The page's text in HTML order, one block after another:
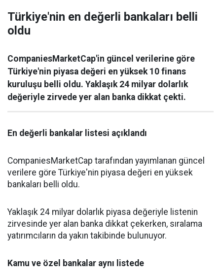
Türkiye'nin en değerli bankaları belli
oldu
CompaniesMarketCap'in güncel verilerine göre
Türkiye'nin piyasa değeri en yüksek 10 finans
kuruluşu belli oldu. Yaklaşık 24 milyar dolarlık
değeriyle zirvede yer alan banka dikkat çekti.
En değerli bankalar listesi açıklandı
CompaniesMarketCap tarafından yayımlanan güncel
verilere göre Türkiye'nin piyasa değeri en yüksek
bankaları belli oldu.
Yaklaşık 24 milyar dolarlık piyasa değeriyle listenin
zirvesinde yer alan banka dikkat çekerken, sıralama
yatırımcıların da yakın takibinde bulunuyor.
Kamu ve özel bankalar aynı listede